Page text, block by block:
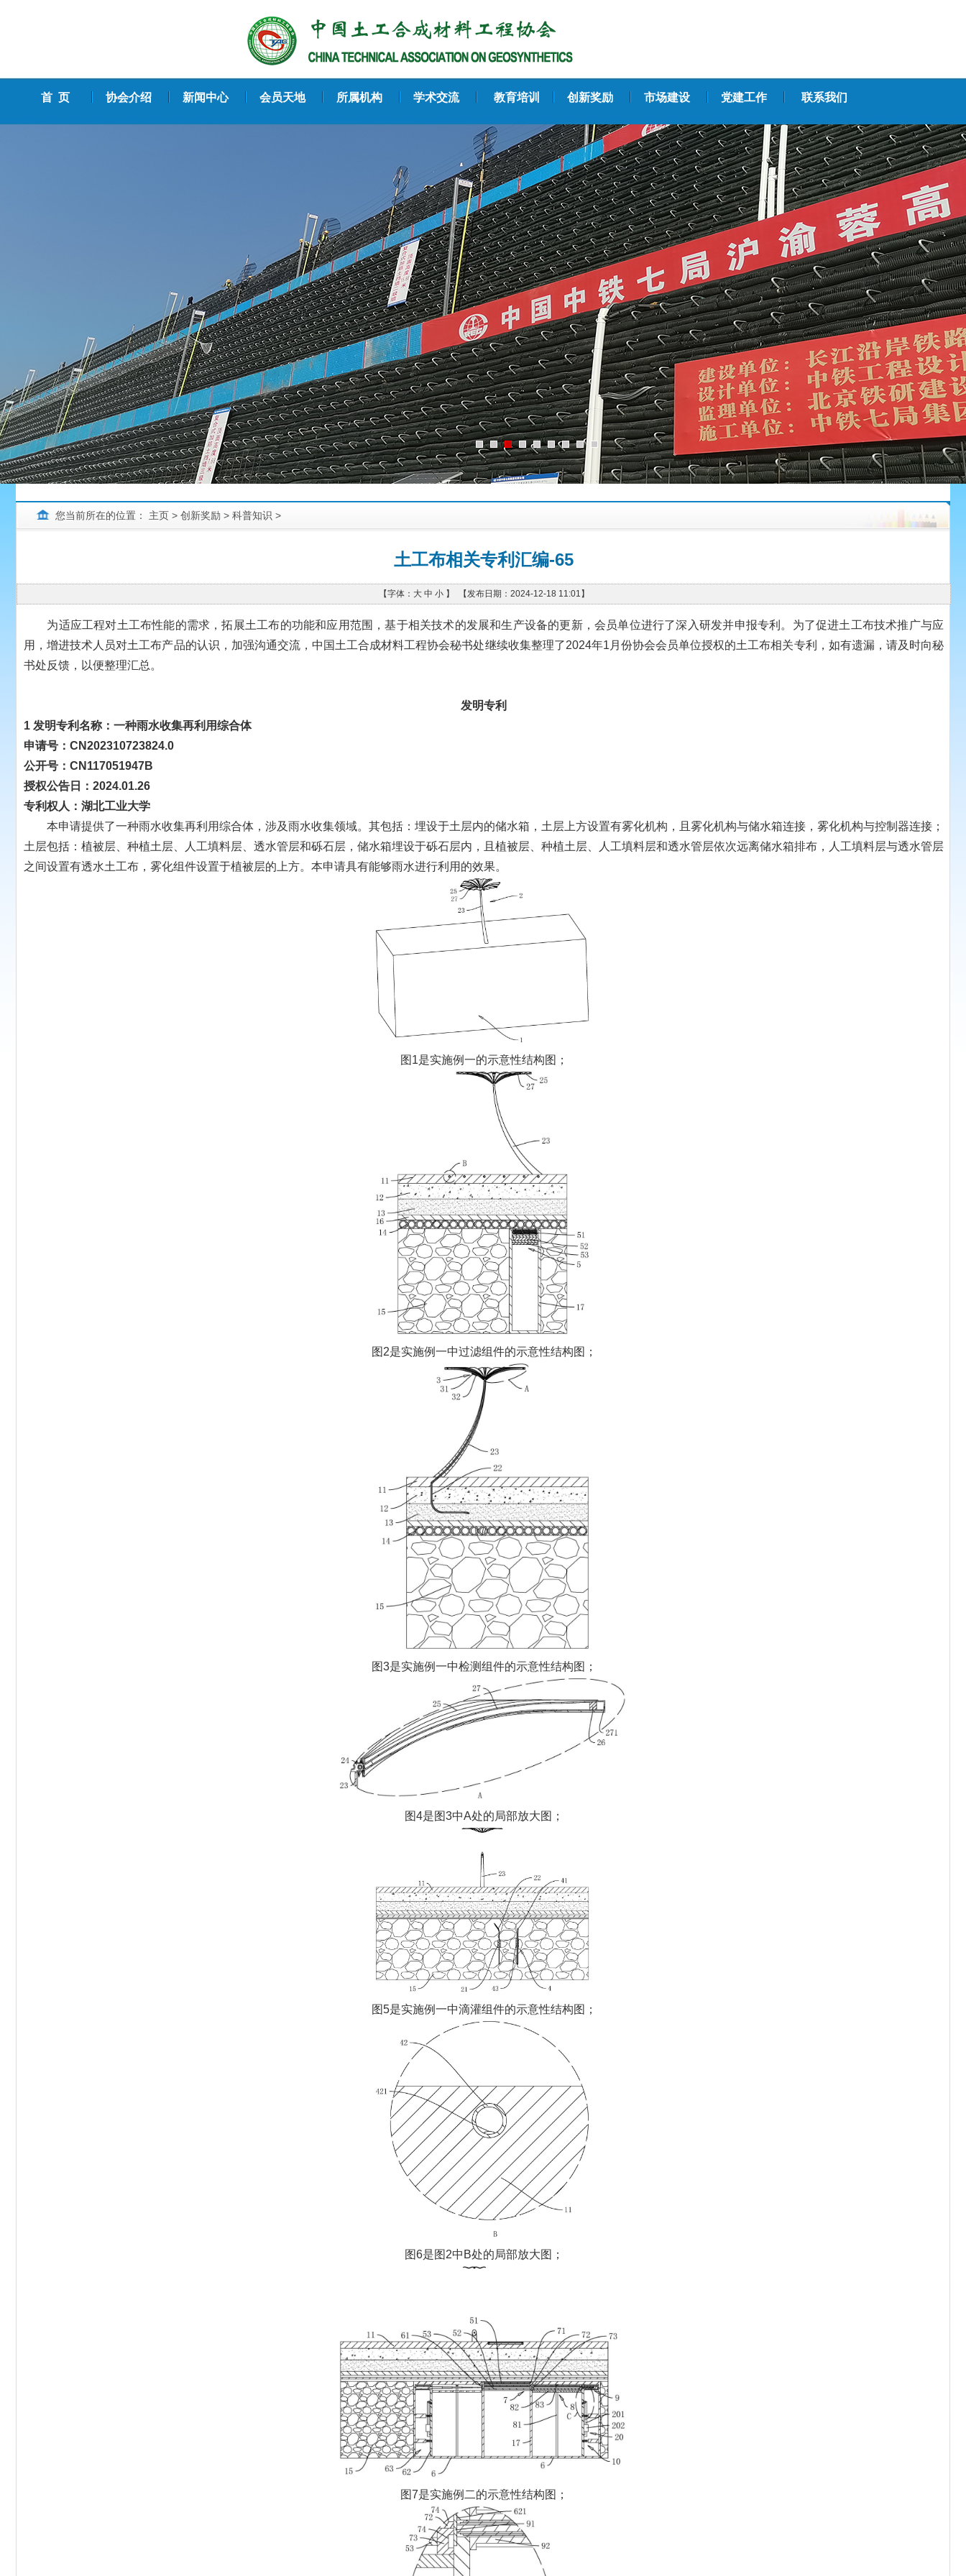
首 页 协会介绍 新闻中心 会员天地 所属机构 学术交流 教育培训 创新奖励 市场建设 党建工作 联系我们
您当前所在的位置： 主页 > 创新奖励 > 科普知识 >
土工布相关专利汇编-65
【字体： 大 中 小】 【发布日期：2024-12-18 11:01】
为适应工程对土工布性能的需求，拓展土工布的功能和应用范围，基于相关技术的发展和生产设备的更新，会员单位进行了深入研发并申报专利。为了促进土工布技术推广与应
用，增进技术人员对土工布产品的认识，加强沟通交流，中国土工合成材料工程协会秘书处继续收集整理了2024年1月份协会会员单位授权的土工布相关专利，如有遗漏，请及时向秘
书处反馈，以便整理汇总。
发明专利
1 发明专利名称：一种雨水收集再利用综合体
申请号：CN202310723824.0
公开号：CN117051947B
授权公告日： 2024.01.26
专利权人：湖北工业大学
本申请提供了一种雨水收集再利用综合体，涉及雨水收集领域。其包括：埋设于土层内的储水箱，土层上方设置有雾化机构，且雾化机构与储水箱连接，雾化机构与控制器连接；
土层包括：植被层、种植土层、人工填料层、透水管层和砾石层，储水箱埋设于砾石层内，且植被层、种植土层、人工填料层和透水管层依次远离储水箱排布，人工填料层与透水管层
之间设置有透水土工布，雾化组件设置于植被层的上方。本申请具有能够雨水进行利用的效果。
图1是实施例一的示意性结构图；
图2是实施例一中过滤组件的示意性结构图；
图3是实施例一中检测组件的示意性结构图；
图4是图3中A处的局部放大图；
图5是实施例一中滴灌组件的示意性结构图；
图6是图2中B处的局部放大图；
图7是实施例二的示意性结构图；